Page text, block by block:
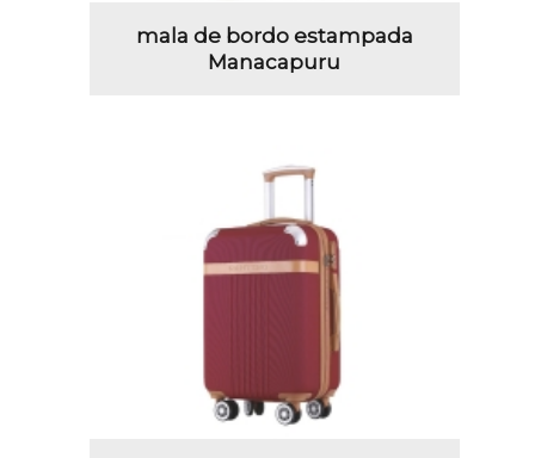
mala de bordo estampada
Manacapuru